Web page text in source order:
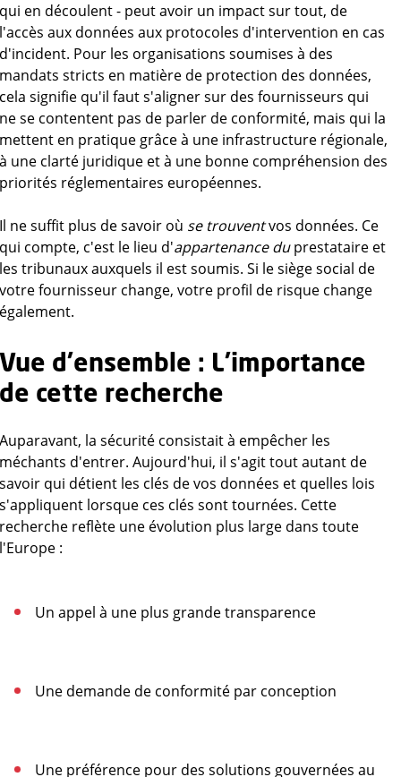
qui en découlent - peut avoir un impact sur tout, de
l'accès aux données aux protocoles d'intervention en cas
d'incident. Pour les organisations soumises à des
mandats stricts en matière de protection des données,
cela signifie qu'il faut s'aligner sur des fournisseurs qui
ne se contentent pas de parler de conformité, mais qui la
mettent en pratique grâce à une infrastructure régionale,
à une clarté juridique et à une bonne compréhension des
priorités réglementaires européennes.
Il ne suffit plus de savoir où se trouventvos données. Ce
qui compte, c'est le lieu d'appartenance duprestataire et
les tribunaux auxquels il est soumis. Si le siège social de
votre fournisseur change, votre profil de risque change
également.
Vue d'ensemble : L'importance
de cette recherche
Auparavant, la sécurité consistait à empêcher les
méchants d'entrer. Aujourd'hui, il s'agit tout autant de
savoir qui détient les clés de vos données et quelles lois
s'appliquent lorsque ces clés sont tournées. Cette
recherche reflète une évolution plus large dans toute
l'Europe :
Un appel à une plus grande transparence
Une demande de conformité par conception
Une préférence pour des solutions gouvernées au